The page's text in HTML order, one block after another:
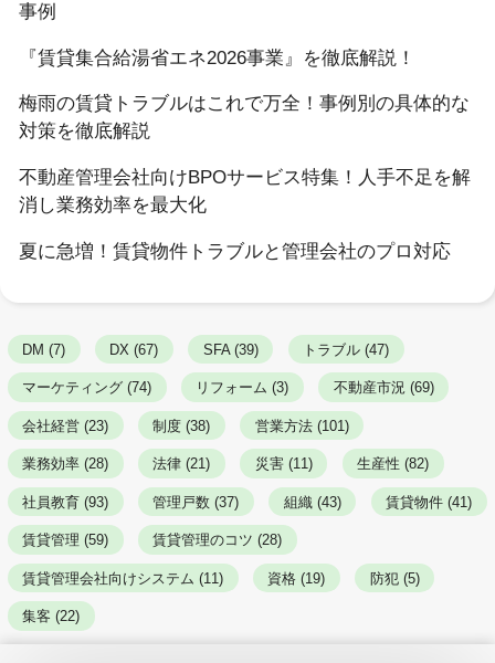
事例
『賃貸集合給湯省エネ2026事業』を徹底解説！
梅雨の賃貸トラブルはこれで万全！事例別の具体的な
対策を徹底解説
不動産管理会社向けBPOサービス特集！人手不足を解
消し業務効率を最大化
夏に急増！賃貸物件トラブルと管理会社のプロ対応
DM (7) DX (67) SFA (39) トラブル (47)
マーケティング (74) リフォーム (3) 不動産市況 (69)
会社経営 (23) 制度 (38) 営業方法 (101)
業務効率 (28) 法律 (21) 災害 (11) 生産性 (82)
社員教育 (93) 管理戸数 (37) 組織 (43) 賃貸物件 (41)
賃貸管理 (59) 賃貸管理のコツ (28)
賃貸管理会社向けシステム (11) 資格 (19) 防犯 (5)
集客 (22)